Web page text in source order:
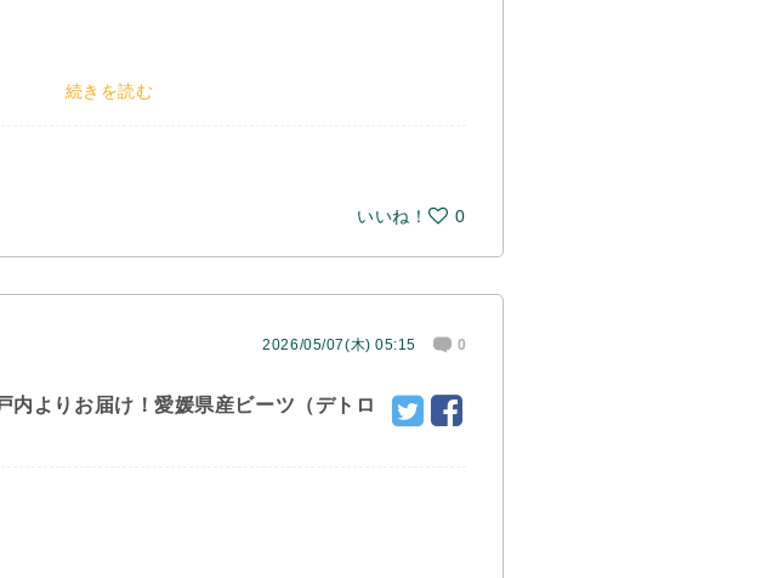
続きを読む
いいね！
0
2026/05/07(木) 05:15 0
内よりお届け！愛媛県産ビーツ（デトロ